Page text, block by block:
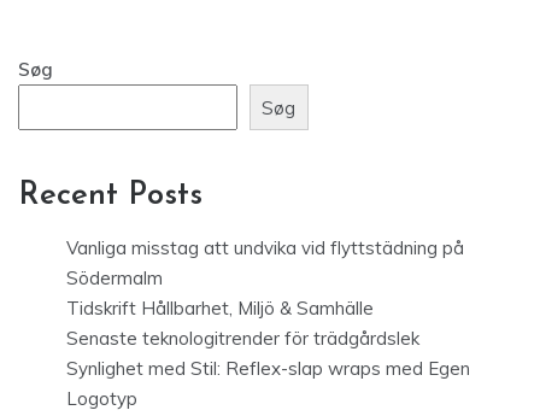
Søg
Søg
Recent Posts
Vanliga misstag att undvika vid flyttstädning på
Södermalm
Tidskrift Hållbarhet, Miljö & Samhälle
Senaste teknologitrender för trädgårdslek
Synlighet med Stil: Reflex-slap wraps med Egen
Logotyp